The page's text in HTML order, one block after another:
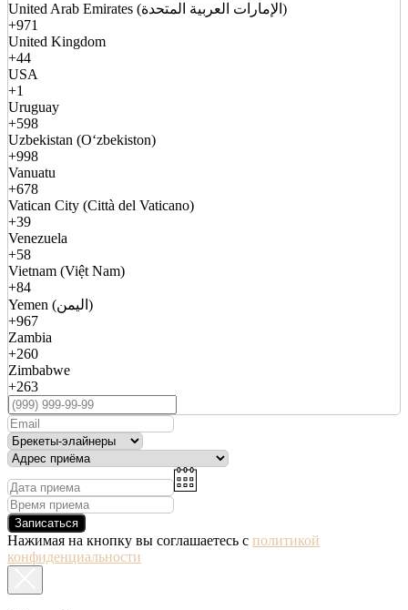
United Arab Emirates (الإمارات العربية المتحدة)
+971
United Kingdom
+44
USA
+1
Uruguay
+598
Uzbekistan (Oʻzbekiston)
+998
Vanuatu
+678
Vatican City (Città del Vaticano)
+39
Venezuela
+58
Vietnam (Việt Nam)
+84
Yemen (اليمن)
+967
Zambia
+260
Zimbabwe
+263
Записаться
Нажимая на кнопку вы соглашаетесь с политикой
конфиденциальности